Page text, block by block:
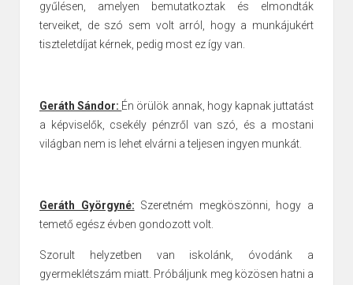
gyűlésen, amelyen bemutatkoztak és elmondták
terveiket, de szó sem volt arról, hogy a munkájukért
tiszteletdíjat kérnek, pedig most ez így van.
Geráth Sándor: Én örülök annak, hogy kapnak juttatást
a képviselők, csekély pénzről van szó, és a mostani
világban nem is lehet elvárni a teljesen ingyen munkát.
Geráth Györgyné: Szeretném megköszönni, hogy a
temető egész évben gondozott volt.
Szorult helyzetben van iskolánk, óvodánk a
gyermeklétszám miatt. Próbáljunk meg közösen hatni a